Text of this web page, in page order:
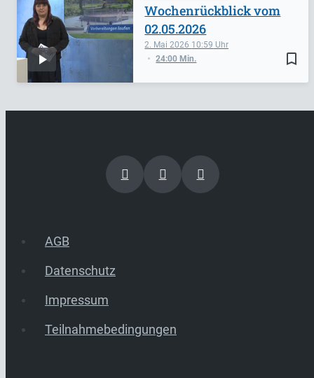
bookmark_border
2. Mai 2026 10:59
24:00 Min.
Wochenrückblick vom
02.05.2026
AGB
Datenschutz
Impressum
Teilnahmebedingungen